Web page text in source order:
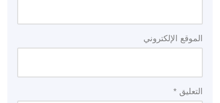
الموقع الإلكتروني
التعليق *